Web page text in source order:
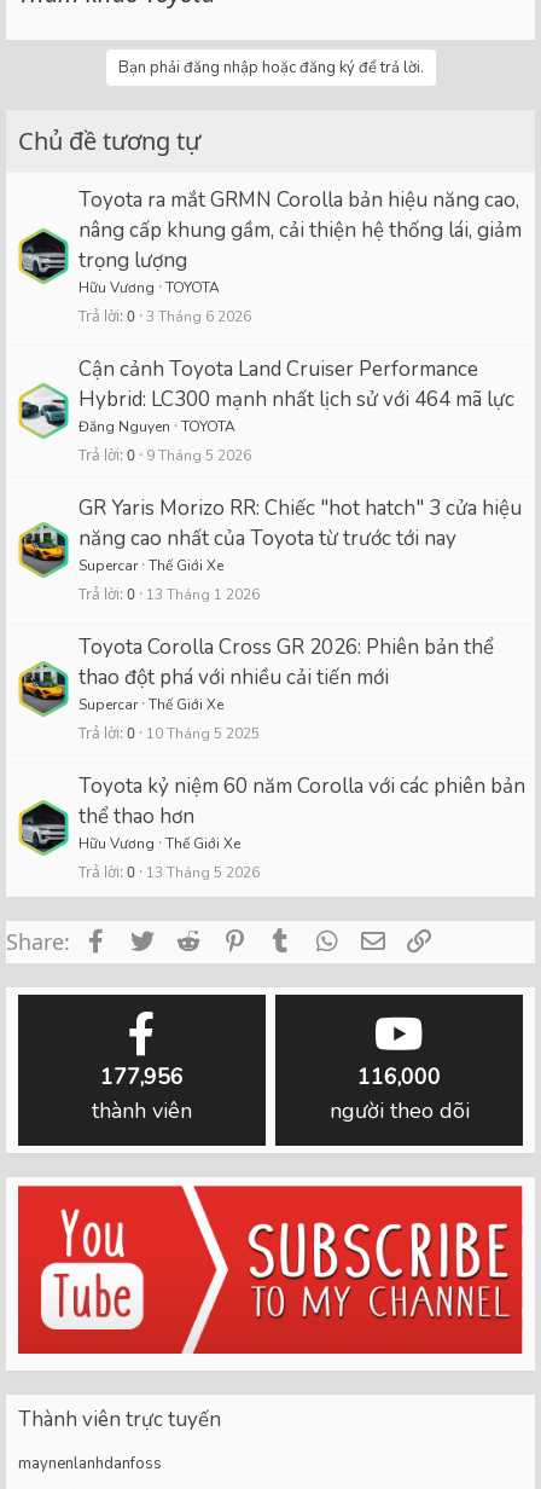
Bạn phải đăng nhập hoặc đăng ký để trả lời.
Chủ đề tương tự
Toyota ra mắt GRMN Corolla bản hiệu năng cao,
nâng cấp khung gầm, cải thiện hệ thống lái, giảm
trọng lượng
Hữu Vương TOYOTA
Trả lời 0 3 Tháng 6 2026
Cận cảnh Toyota Land Cruiser Performance
Hybrid: LC300 mạnh nhất lịch sử với 464 mã lực
Đăng Nguyen TOYOTA
Trả lời 0 9 Tháng 5 2026
GR Yaris Morizo RR: Chiếc "hot hatch" 3 cửa hiệu
năng cao nhất của Toyota từ trước tới nay
Supercar Thế Giới Xe
Trả lời 0 13 Tháng 1 2026
Toyota Corolla Cross GR 2026: Phiên bản thể
thao đột phá với nhiều cải tiến mới
Supercar Thế Giới Xe
Trả lời 0 10 Tháng 5 2025
Toyota kỷ niệm 60 năm Corolla với các phiên bản
thể thao hơn
Hữu Vương Thế Giới Xe
Trả lời 0 13 Tháng 5 2026
Share: FacebookTwitterReddit PinterestTumblrWhatsApp
Email
177,956
thành viên
116,000
người theo dõi
Thành viên trực tuyến
maynenlanhdanfoss